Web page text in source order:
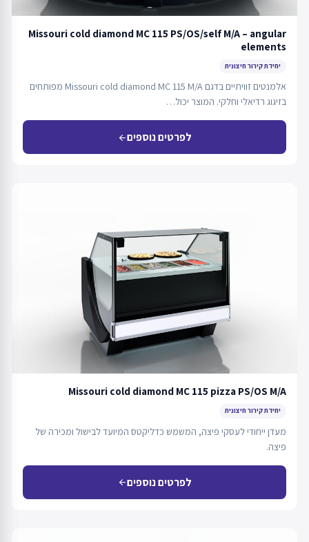
Missouri cold diamond MC 115 PS/OS/self M/A – angular
elements
יחידת קירור חיצונית
אלמנטים זוויתיים בדגם Missouri cold diamond MC 115 M/A מפותחים
בזיגוג רדיאלי וחלקי. המוצר יכול…
לפרטים נוספיםarrow_back
Missouri cold diamond MC 115 pizza PS/OS M/A
יחידת קירור חיצונית
מעדן ייחודי לעסקי פיצה, המשמש כדליקטס המיועד לבישול ומכירה של
פיצה.
לפרטים נוספיםarrow_back